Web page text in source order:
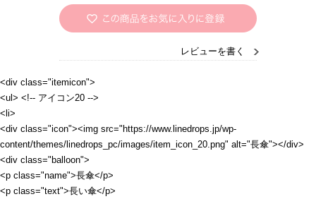
レビューを書く
<div class="itemicon">
<ul> <!-- アイコン20 -->
<li>
<div class="icon"><img src="https://www.linedrops.jp/wp-
content/themes/linedrops_pc/images/item_icon_20.png" alt="長傘"></div>
<div class="balloon">
<p class="name">長傘</p>
<p class="text">長い傘</p>